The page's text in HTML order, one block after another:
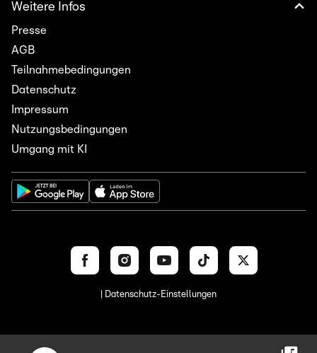
Weitere Infos
Presse
AGB
Teilnahmebedingungen
Datenschutz
Impressum
Nutzungsbedingungen
Umgang mit KI
| Datenschutz-Einstellungen